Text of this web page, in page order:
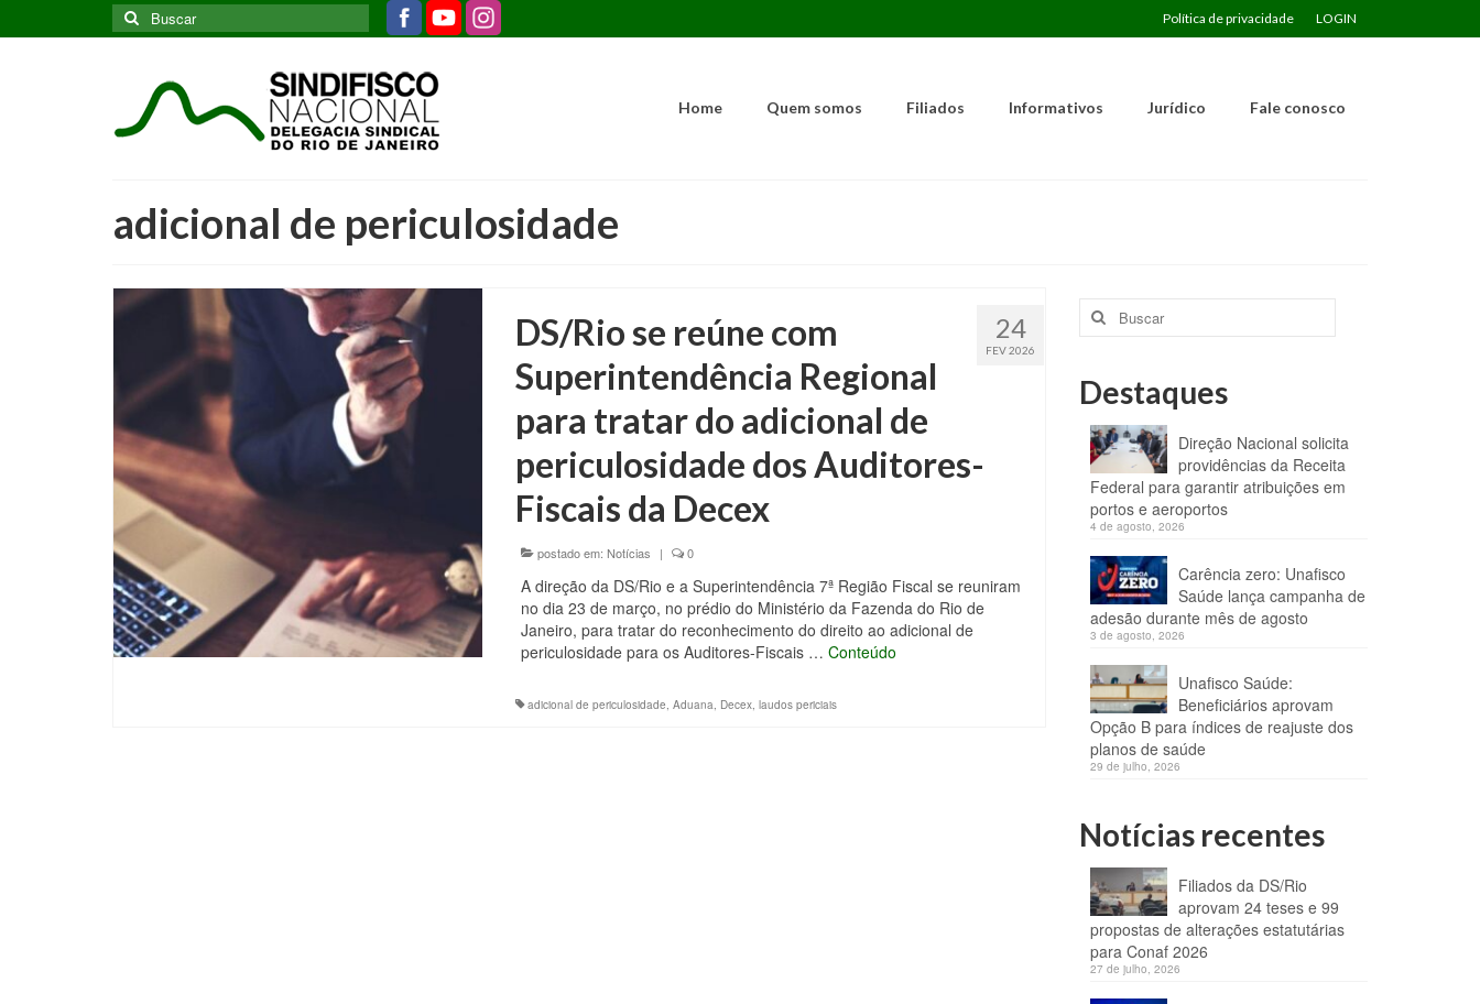
Política de privacidade LOGIN
Buscar
por:
Home Quem somos Filiados Informativos Jurídico Fale conosco
adicional de periculosidade
24
FEV 2026
DS/Rio se reúne com
Superintendência Regional
para tratar do adicional de
periculosidade dos Auditores-
Fiscais da Decex
postado em: Notícias | 0
A direção da DS/Rio e a Superintendência 7ª Região Fiscal se reuniram
no dia 23 de março, no prédio do Ministério da Fazenda do Rio de
Janeiro, para tratar do reconhecimento do direito ao adicional de
periculosidade para os Auditores-Fiscais … Conteúdo
adicional de periculosidade, Aduana, Decex, laudos periciais
Buscar
por:
Destaques
Direção Nacional solicita
providências da Receita
Federal para garantir atribuições em
portos e aeroportos
4 de agosto, 2026
Carência zero: Unafisco
Saúde lança campanha de
adesão durante mês de agosto
3 de agosto, 2026
Unafisco Saúde:
Beneficiários aprovam
Opção B para índices de reajuste dos
planos de saúde
29 de julho, 2026
Notícias recentes
Filiados da DS/Rio
aprovam 24 teses e 99
propostas de alterações estatutárias
para Conaf 2026
27 de julho, 2026